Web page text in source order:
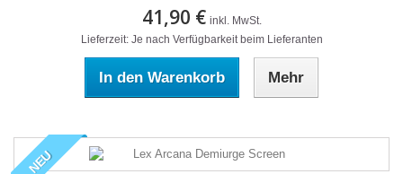
41,90 € inkl. MwSt.
Lieferzeit: Je nach Verfügbarkeit beim Lieferanten
In den Warenkorb Mehr
NEU